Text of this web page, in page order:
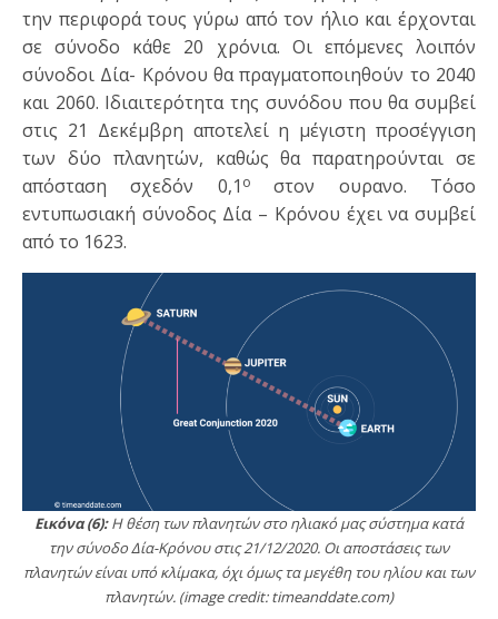
την περιφορά τους γύρω από τον ήλιο και έρχονται
σε σύνοδο κάθε 20 χρόνια. Οι επόμενες λοιπόν
σύνοδοι Δία- Κρόνου θα πραγματοποιηθούν το 2040
και 2060. Ιδιαιτερότητα της συνόδου που θα συμβεί
στις 21 Δεκέμβρη αποτελεί η μέγιστη προσέγγιση
των δύο πλανητών, καθώς θα παρατηρούνται σε
απόσταση σχεδόν 0,1 οστον ουρανο. Τόσο
εντυπωσιακή σύνοδος Δία – Κρόνου έχει να συμβεί
από το 1623.
Εικόνα (6):Η θέση των πλανητών στο ηλιακό μας σύστημα κατά
την σύνοδο Δία-Κρόνου στις 21/12/2020. Οι αποστάσεις των
πλανητών είναι υπό κλίμακα, όχι όμως τα μεγέθη του ηλίου και των
πλανητών. (image credit: timeanddate.com)